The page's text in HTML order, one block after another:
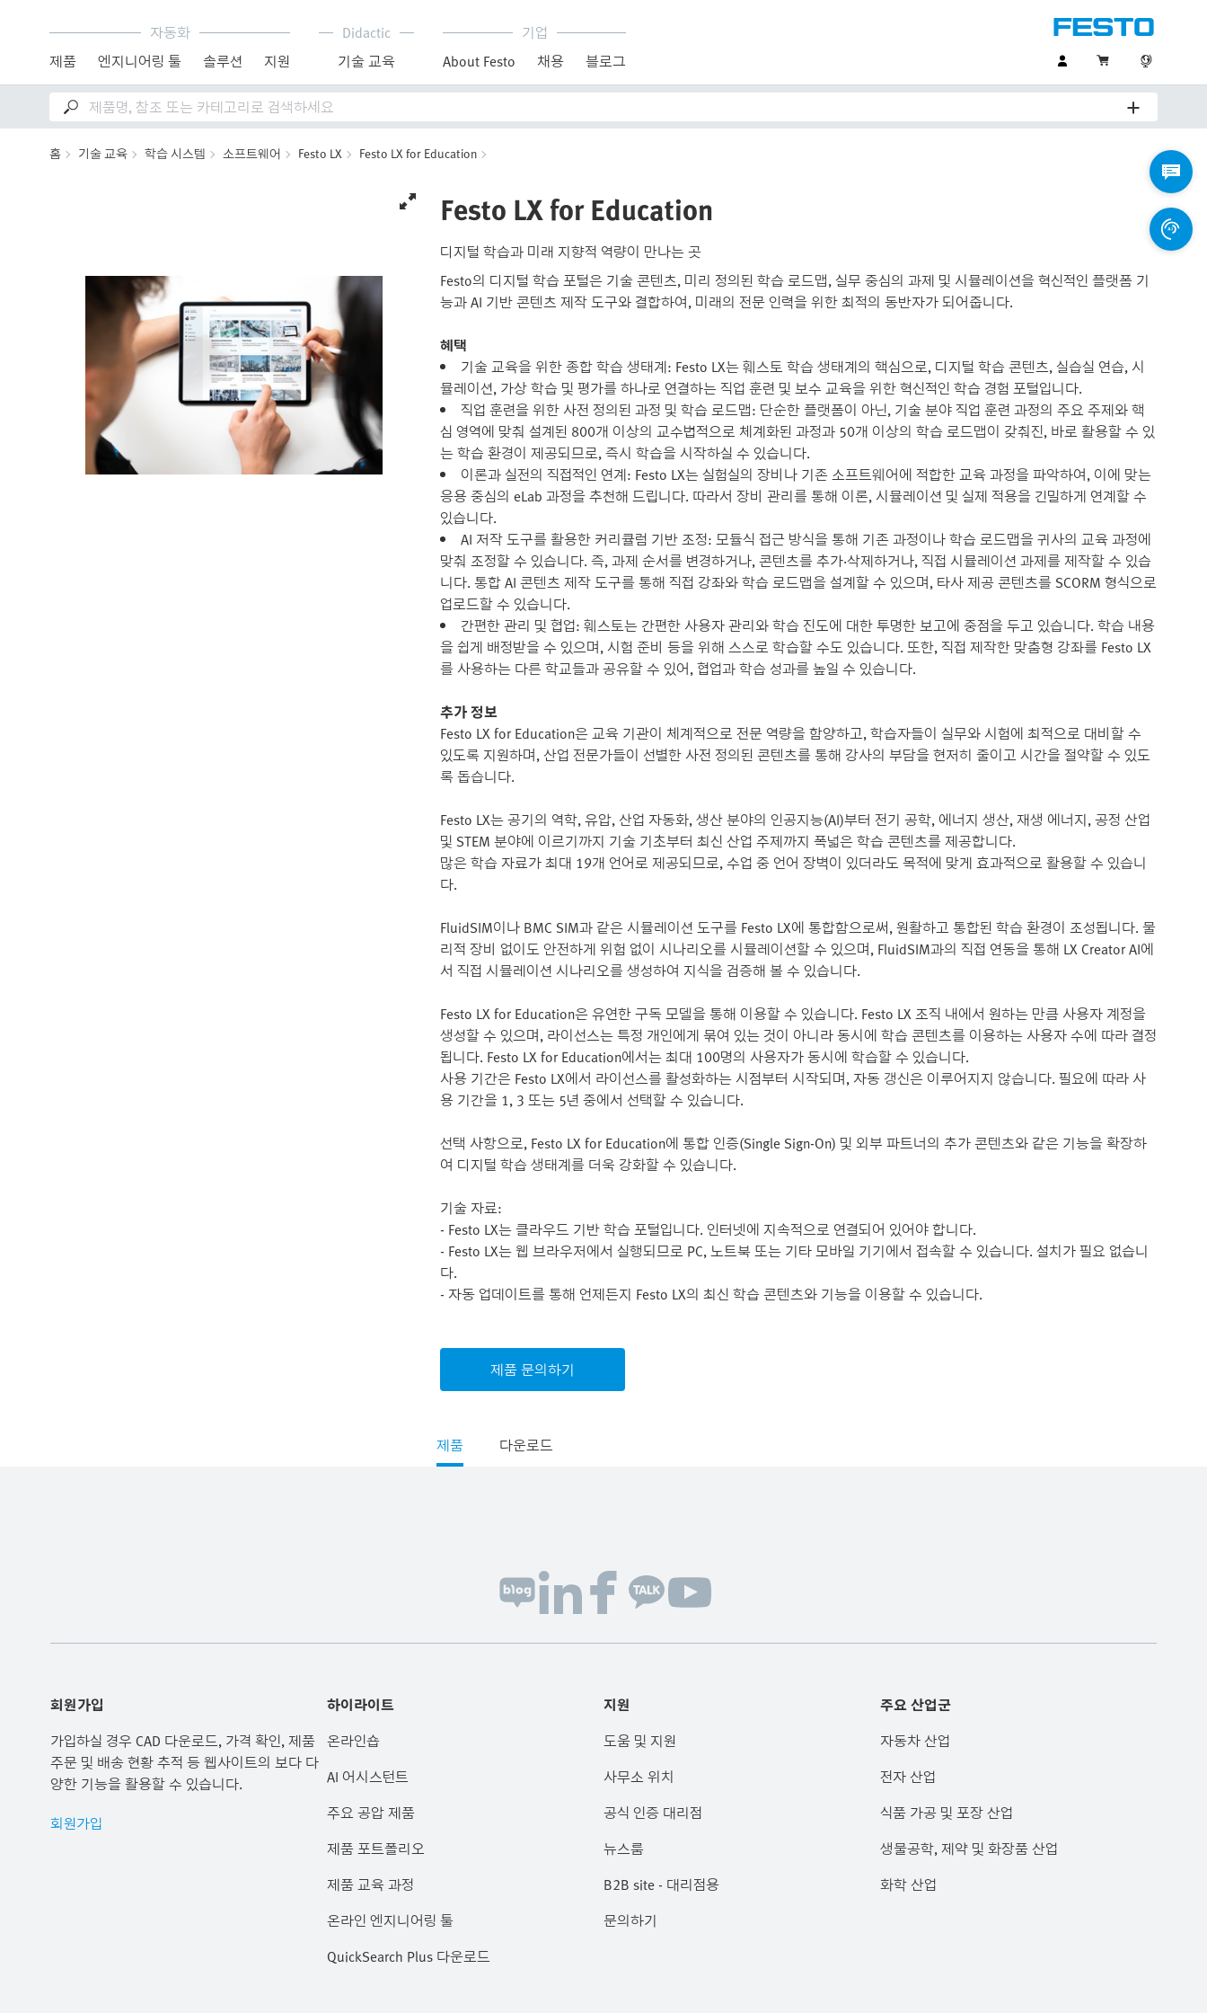
자동화
제품
엔지니어링 툴 솔루션 지원
Didactic
기술 교육
기업
About Festo
채용 블로그
홈 기술 교육 학습 시스템 소프트웨어 Festo LX Festo LX for Education
Festo LX for Education
디지털 학습과 미래 지향적 역량이 만나는 곳
Festo의 디지털 학습 포털은 기술 콘텐츠, 미리 정의된 학습 로드맵, 실무 중심의 과제 및 시뮬레이션을 혁신적인 플랫폼 기
능과 AI 기반 콘텐츠 제작 도구와 결합하여, 미래의 전문 인력을 위한 최적의 동반자가 되어줍니다.
혜택
기술 교육을 위한 종합 학습 생태계: Festo LX는 훼스토 학습 생태계의 핵심으로, 디지털 학습 콘텐츠, 실습실 연습, 시
뮬레이션, 가상 학습 및 평가를 하나로 연결하는 직업 훈련 및 보수 교육을 위한 혁신적인 학습 경험 포털입니다.
직업 훈련을 위한 사전 정의된 과정 및 학습 로드맵: 단순한 플랫폼이 아닌, 기술 분야 직업 훈련 과정의 주요 주제와 핵
심 영역에 맞춰 설계된 800개 이상의 교수법적으로 체계화된 과정과 50개 이상의 학습 로드맵이 갖춰진, 바로 활용할 수 있
는 학습 환경이 제공되므로, 즉시 학습을 시작하실 수 있습니다.
이론과 실전의 직접적인 연계: Festo LX는 실험실의 장비나 기존 소프트웨어에 적합한 교육 과정을 파악하여, 이에 맞는
응용 중심의 eLab 과정을 추천해 드립니다. 따라서 장비 관리를 통해 이론, 시뮬레이션 및 실제 적용을 긴밀하게 연계할 수
있습니다.
AI 저작 도구를 활용한 커리큘럼 기반 조정: 모듈식 접근 방식을 통해 기존 과정이나 학습 로드맵을 귀사의 교육 과정에
맞춰 조정할 수 있습니다. 즉, 과제 순서를 변경하거나, 콘텐츠를 추가·삭제하거나, 직접 시뮬레이션 과제를 제작할 수 있습
니다. 통합 AI 콘텐츠 제작 도구를 통해 직접 강좌와 학습 로드맵을 설계할 수 있으며, 타사 제공 콘텐츠를 SCORM 형식으로
업로드할 수 있습니다.
간편한 관리 및 협업: 훼스토는 간편한 사용자 관리와 학습 진도에 대한 투명한 보고에 중점을 두고 있습니다. 학습 내용
을 쉽게 배정받을 수 있으며, 시험 준비 등을 위해 스스로 학습할 수도 있습니다. 또한, 직접 제작한 맞춤형 강좌를 Festo LX
를 사용하는 다른 학교들과 공유할 수 있어, 협업과 학습 성과를 높일 수 있습니다.
추가 정보
Festo LX for Education은 교육 기관이 체계적으로 전문 역량을 함양하고, 학습자들이 실무와 시험에 최적으로 대비할 수
있도록 지원하며, 산업 전문가들이 선별한 사전 정의된 콘텐츠를 통해 강사의 부담을 현저히 줄이고 시간을 절약할 수 있도
록 돕습니다.
Festo LX는 공기의 역학, 유압, 산업 자동화, 생산 분야의 인공지능(AI)부터 전기 공학, 에너지 생산, 재생 에너지, 공정 산업
및 STEM 분야에 이르기까지 기술 기초부터 최신 산업 주제까지 폭넓은 학습 콘텐츠를 제공합니다.
많은 학습 자료가 최대 19개 언어로 제공되므로, 수업 중 언어 장벽이 있더라도 목적에 맞게 효과적으로 활용할 수 있습니
다.
FluidSIM이나 BMC SIM과 같은 시뮬레이션 도구를 Festo LX에 통합함으로써, 원활하고 통합된 학습 환경이 조성됩니다. 물
리적 장비 없이도 안전하게 위험 없이 시나리오를 시뮬레이션할 수 있으며, FluidSIM과의 직접 연동을 통해 LX Creator AI에
서 직접 시뮬레이션 시나리오를 생성하여 지식을 검증해 볼 수 있습니다.
Festo LX for Education은 유연한 구독 모델을 통해 이용할 수 있습니다. Festo LX 조직 내에서 원하는 만큼 사용자 계정을
생성할 수 있으며, 라이선스는 특정 개인에게 묶여 있는 것이 아니라 동시에 학습 콘텐츠를 이용하는 사용자 수에 따라 결정
됩니다. Festo LX for Education에서는 최대 100명의 사용자가 동시에 학습할 수 있습니다.
사용 기간은 Festo LX에서 라이선스를 활성화하는 시점부터 시작되며, 자동 갱신은 이루어지지 않습니다. 필요에 따라 사
용 기간을 1, 3 또는 5년 중에서 선택할 수 있습니다.
선택 사항으로, Festo LX for Education에 통합 인증(Single Sign-On) 및 외부 파트너의 추가 콘텐츠와 같은 기능을 확장하
여 디지털 학습 생태계를 더욱 강화할 수 있습니다.
기술 자료:
- Festo LX는 클라우드 기반 학습 포털입니다. 인터넷에 지속적으로 연결되어 있어야 합니다.
- Festo LX는 웹 브라우저에서 실행되므로 PC, 노트북 또는 기타 모바일 기기에서 접속할 수 있습니다. 설치가 필요 없습니
다.
- 자동 업데이트를 통해 언제든지 Festo LX의 최신 학습 콘텐츠와 기능을 이용할 수 있습니다.
제품 문의하기
제품 다운로드
회원가입
가입하실 경우 CAD 다운로드, 가격 확인, 제품
주문 및 배송 현황 추적 등 웹사이트의 보다 다
양한 기능을 활용할 수 있습니다.
회원가입
하이라이트
온라인숍
AI 어시스턴트
주요 공압 제품
제품 포트폴리오
제품 교육 과정
온라인 엔지니어링 툴
QuickSearch Plus 다운로드
지원
도움 및 지원
사무소 위치
공식 인증 대리점
뉴스룸
B2B site - 대리점용
문의하기
주요 산업군
자동차 산업
전자 산업
식품 가공 및 포장 산업
생물공학, 제약 및 화장품 산업
화학 산업